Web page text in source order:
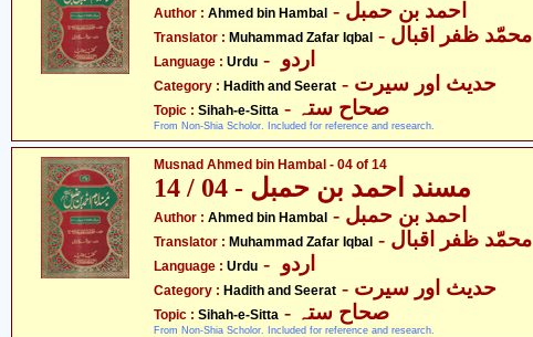
Author : Ahmed bin Hambal
Translator : Muhammad Zafar Iqbal - محمّد ظفر اقبال
Language : Urdu
Category : Hadith and Seerat - حدیث اور سیرت
Topic : Sihah-e-Sitta - صحاح ستہ
From Non-Shia Scholor. Included for reference and research.
Musnad Ahmed bin Hambal - 04 of 14
مسند احمد بن حمبل - 04 / 14
Author : Ahmed bin Hambal
Translator : Muhammad Zafar Iqbal - محمّد ظفر اقبال
Language : Urdu
Category : Hadith and Seerat - حدیث اور سیرت
Topic : Sihah-e-Sitta - صحاح ستہ
From Non-Shia Scholor. Included for reference and research.